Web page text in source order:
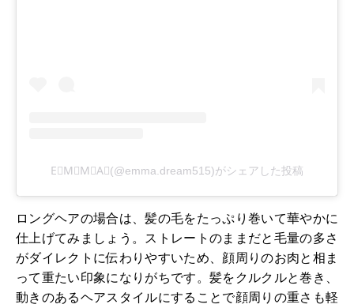
E⃨M⃨M⃨A⃨(@emma.dream515)がシェアした投稿
ロングヘアの場合は、髪の毛をたっぷり巻いて華やかに
仕上げてみましょう。ストレートのままだと毛量の多さ
がダイレクトに伝わりやすいため、顔周りのお肉と相ま
って重たい印象になりがちです。髪をクルクルと巻き、
動きのあるヘアスタイルにすることで顔周りの重さも軽